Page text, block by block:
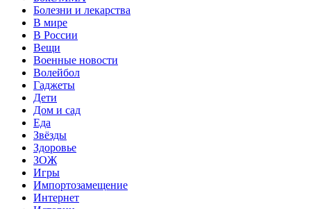
Болезни и лекарства
В мире
В России
Вещи
Военные новости
Волейбол
Гаджеты
Дети
Дом и сад
Еда
Звёзды
Здоровье
ЗОЖ
Игры
Импортозамещение
Интернет